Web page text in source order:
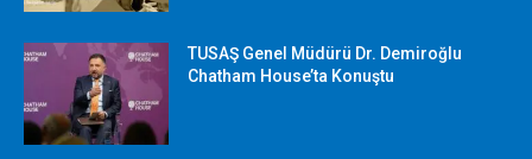
TUSAŞ Genel Müdürü Dr. Demiroğlu
Chatham House’ta Konuştu